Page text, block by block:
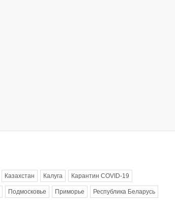
Казахстан Калуга Карантин COVID-19
Подмосковье Приморье Республика Беларусь